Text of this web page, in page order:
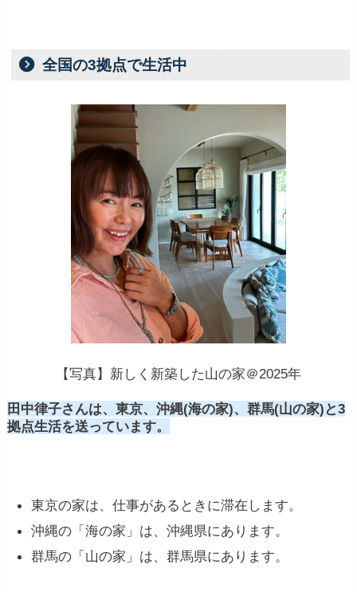
全国の3拠点で生活中
【写真】新しく新築した山の家＠2025年
田中律子さんは、東京、沖縄(海の家)、群馬(山の家)と3
拠点生活を送っています。
東京の家は、仕事があるときに滞在します。
沖縄の「海の家」は、沖縄県にあります。
群馬の「山の家」は、群馬県にあります。